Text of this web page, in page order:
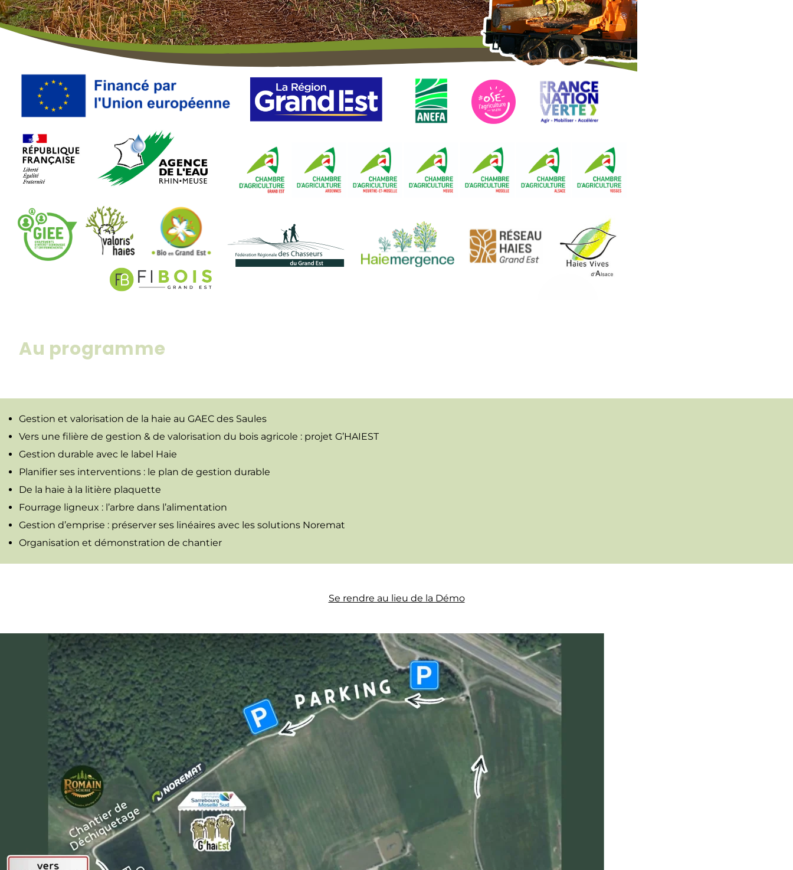
Au programme
Gestion et valorisation de la haie au GAEC des Saules
Vers une filière de gestion & de valorisation du bois agricole : projet G’HAIEST
Gestion durable avec le label Haie
Planifier ses interventions : le plan de gestion durable
De la haie à la litière plaquette
Fourrage ligneux : l’arbre dans l’alimentation
Gestion d’emprise : préserver ses linéaires avec les solutions Noremat
Organisation et démonstration de chantier
Se rendre au lieu de la Démo